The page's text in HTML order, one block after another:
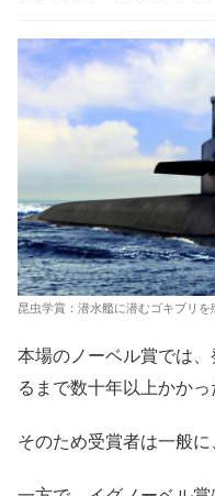
昆虫学賞：潜水艦に潜むゴキブリ
本場のノーベル賞では
るまで数十年以上かかっ
そのため受賞者は一般に